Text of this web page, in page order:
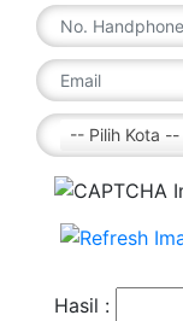
-- Pilih Kota --
Hasil :